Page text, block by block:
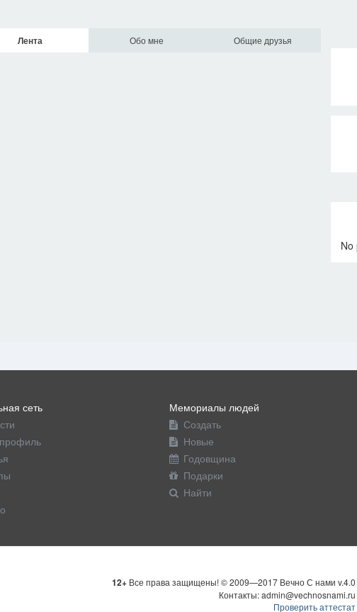
No
Лента Обо мне Общие друзья
сеть
Мемориалы людей
Создать
Новые
Годовщина
Подарки
Найти
12+Все права защищены! © 2009—2017 Вечно С нами v.4.0
Контакты: admin@vechnosnami.ru
Проверить аттестат